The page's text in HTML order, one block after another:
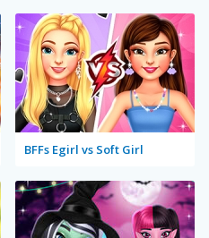
BFFs Egirl vs Soft Girl